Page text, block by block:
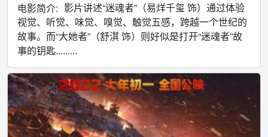
电影简介: 影片讲述“迷魂者”（易烊千玺 饰）通过体验
视觉、听觉、味觉、嗅觉、触觉五感，跨越一个世纪的
故事。而“大她者”（舒淇 饰）则好似是打开“迷魂者”故
事的钥匙.........